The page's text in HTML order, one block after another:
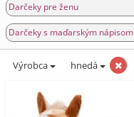
Darčeky pre ženu
Darčeky s maďarským nápisom
Výrobca hnedá